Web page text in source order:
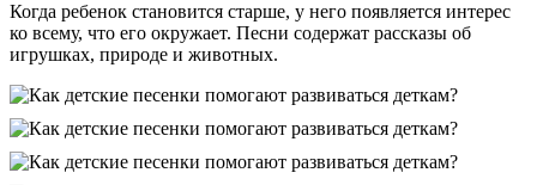
Когда ребенок становится старше, у него появляется интерес
ко всему, что его окружает. Песни содержат рассказы об
игрушках, природе и животных.